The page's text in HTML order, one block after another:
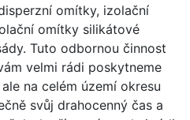
omítky, izolační
omítky silikátové
Tuto odbornou činnost
velmi rádi poskytneme
na celém území okresu
svůj drahocenný čas a